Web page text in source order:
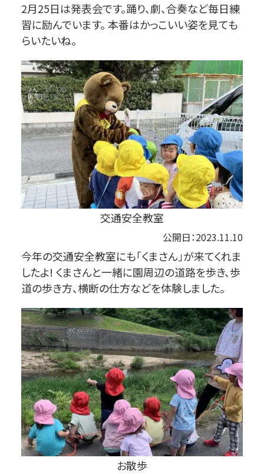
2月25日は発表会です。踊り、劇、合奏など毎日練
習に励んでいます。 本番はかっこいい姿を見ても
らいたいね。
交通安全教室
公開日：2023.11.10
今年の交通安全教室にも「くまさん」が来てくれま
したよ! くまさんと一緒に園周辺の道路を歩き、歩
道の歩き方、横断の仕方などを体験しました。
お散歩